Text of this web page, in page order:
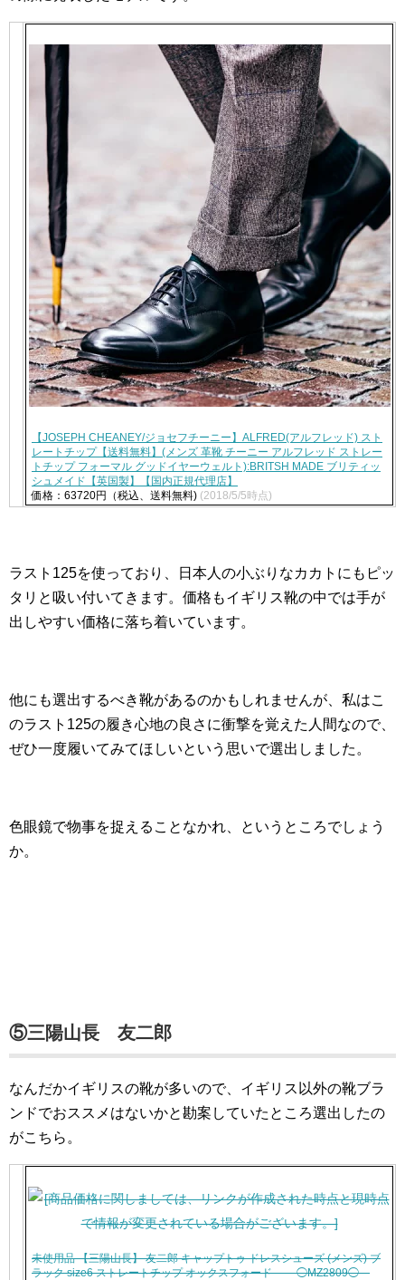
【JOSEPH CHEANEY/ジョセフチーニー】ALFRED(アルフレッド) スト
レートチップ【送料無料】(メンズ 革靴 チーニー アルフレッド ストレー
トチップ フォーマル グッドイヤーウェルト):BRITSH MADE ブリティッ
シュメイド【英国製】【国内正規代理店】
価格：63720円（税込、送料無料) (2018/5/5時点)
ラスト125を使っており、日本人の小ぶりなカカトにもピッ
タリと吸い付いてきます。価格もイギリス靴の中では手が
出しやすい価格に落ち着いています。
他にも選出するべき靴があるのかもしれませんが、私はこ
のラスト125の履き心地の良さに衝撃を覚えた人間なので、
ぜひ一度履いてみてほしいという思いで選出しました。
色眼鏡で物事を捉えることなかれ、というところでしょう
か。
⑤三陽山長 友二郎
なんだかイギリスの靴が多いので、イギリス以外の靴ブラ
ンドでおススメはないかと勘案していたところ選出したの
がこちら。
未使用品 【三陽山長】 友二郎 キャップトゥ ドレスシューズ (メンズ) ブ
ラック size6 ストレートチップ オックスフォード ◯MZ2809◯